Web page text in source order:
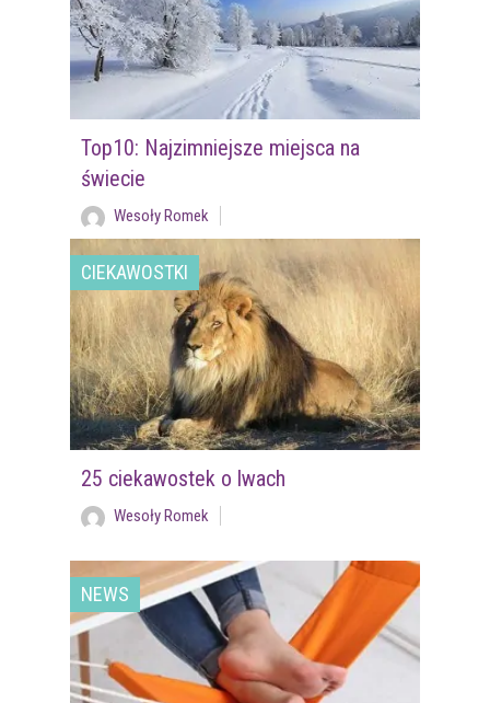
Top10: Najzimniejsze miejsca na
świecie
Wesoły Romek
CIEKAWOSTKI
25 ciekawostek o lwach
Wesoły Romek
NEWS